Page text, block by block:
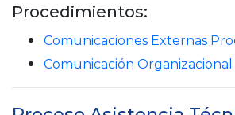
Procedimientos:
Comunicaciones Externas
Comunicación